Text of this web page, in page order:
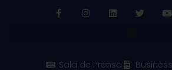
Sala de Prensa